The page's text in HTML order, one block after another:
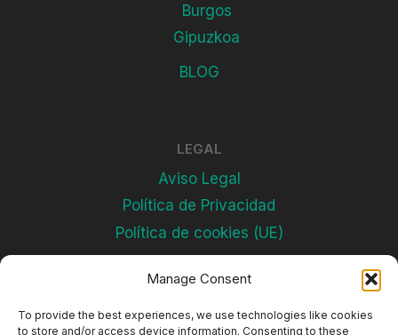
Manage Consent
To provide the best experiences, we use technologies like cookies
to store and/or access device information. Consenting to these
Burgos
Gipuzkoa
BLOG
LEGAL
Aviso Legal
Política de Privacidad
Política de cookies (UE)
Subscríbete